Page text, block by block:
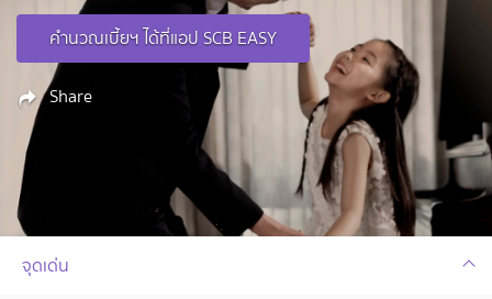
คำนวณเบี้ยฯ ได้ที่แอป SCB EASY
Share
จุดเด่น